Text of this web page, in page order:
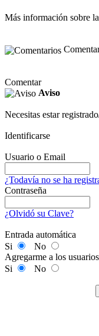
Más información sobre la
Comentar
Aviso
Necesitas estar
Identificarse
Usuario o Email
¿Todavía no se ha
Contraseña
¿Olvidó su Clave?
Entrada automática
Si
No
Agregarme a los
Si
No